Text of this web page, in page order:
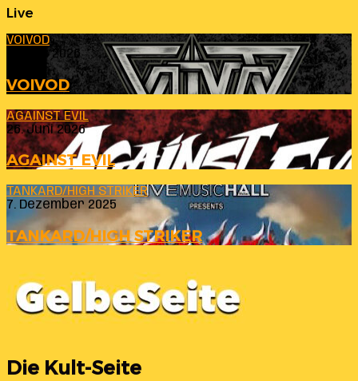
Live
VOIVOD
23. Juli 2026
VOIVOD
AGAINST EVIL
26. Juni 2026
AGAINST EVIL
TANKARD/HIGH STRIKER
7. Dezember 2025
TANKARD/HIGH STRIKER
Die Kult-Seite